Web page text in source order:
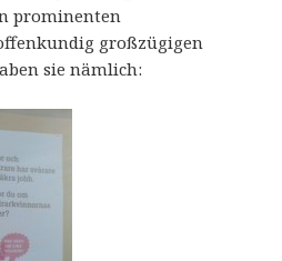
prominenten
großzügigen
sie nämlich: